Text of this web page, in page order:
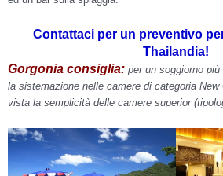
Contattaci per un preventivo
Thailandia!
Gorgonia consiglia: per un soggiorno
la sistemazione nelle camere di categoria New
vista la semplicità delle camere superior